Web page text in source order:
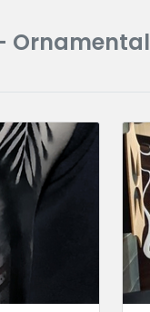
Ornamental